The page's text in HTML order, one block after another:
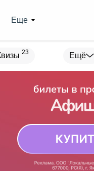
Еще
23 Ещё